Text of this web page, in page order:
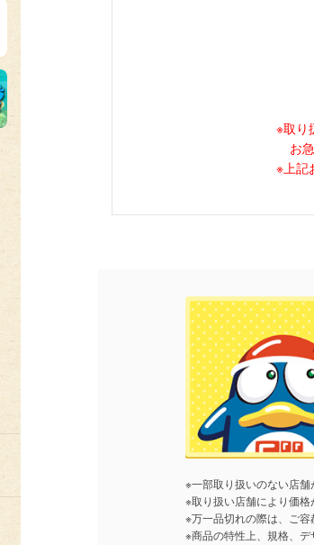
総合ディスカウントストア ドン・キホーテ
※取り
お
※上記
※一部取り扱いのない店舗
※取り扱い店舗により価格
※万一品切れの際は、ご容
※商品の特性上、規格、デ